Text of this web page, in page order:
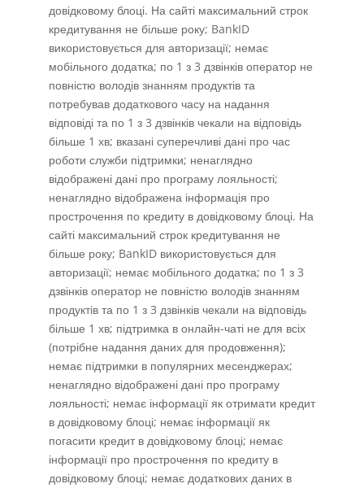
довідковому блоці. На сайті максимальний строк
кредитування не більше року; BankID
використовується для авторизації; немає
мобільного додатка; по 1 з 3 дзвінків оператор не
повністю володів знанням продуктів та
потребував додаткового часу на надання
відповіді та по 1 з 3 дзвінків чекали на відповідь
більше 1 хв; вказані суперечливі дані про час
роботи служби підтримки; ненаглядно
відображені дані про програму лояльності;
ненаглядно відображена інформація про
прострочення по кредиту в довідковому блоці. На
сайті максимальний строк кредитування не
більше року; BankID використовується для
авторизації; немає мобільного додатка; по 1 з 3
дзвінків оператор не повністю володів знанням
продуктів та по 1 з 3 дзвінків чекали на відповідь
більше 1 хв; підтримка в онлайн-чаті не для всіх
(потрібне надання даних для продовження);
немає підтримки в популярних месенджерах;
ненаглядно відображені дані про програму
лояльності; немає інформації як отримати кредит
в довідковому блоці; немає інформації як
погасити кредит в довідковому блоці; немає
інформації про прострочення по кредиту в
довідковому блоці; немає додаткових даних в